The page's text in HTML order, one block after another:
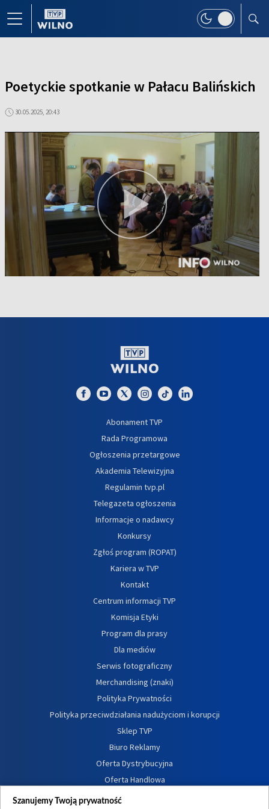
Poetyckie spotkanie w Pałacu Balińskich
30.05.2025, 20:43
Abonament TVP
Rada Programowa
Ogłoszenia przetargowe
Akademia Telewizyjna
Regulamin tvp.pl
Telegazeta ogłoszenia
Informacje o nadawcy
Konkursy
Zgłoś program (ROPAT)
Kariera w TVP
Kontakt
Centrum informacji TVP
Komisja Etyki
Program dla prasy
Dla mediów
Serwis fotograficzny
Merchandising (znaki)
Polityka Prywatności
Polityka przeciwdziałania nadużyciom i korupcji
Sklep TVP
Biuro Reklamy
Oferta Dystrybucyjna
Oferta Handlowa
Dostępność
Szanujemy Twoją prywatność